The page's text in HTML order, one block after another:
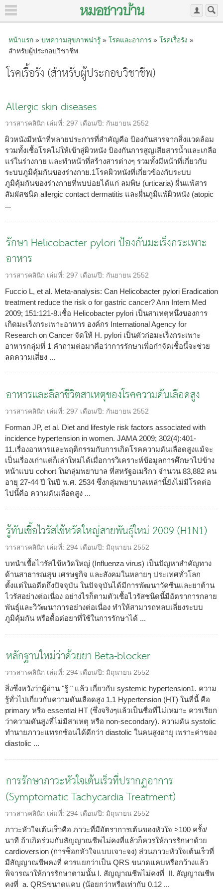
หน้าแรก» บทความสุขภาพน่ารู้» โรคและอาการ» โรคเรื้อรัง »
สำหรับผู้ประกอบวิชาชีพ
โรคเรื้อรัง (สำหรับผู้ประกอบวิชาชีพ)
Allergic skin diseases
วารสารคลินิก เล่มที่: 297 เดือน/ปี: กันยายน 2552
ผิวหนังมีหน้าที่หลายประการที่สำคัญคือ ป้องกันสารจากสิ่งแวดล้อม
รวมทั้งเชื้อโรคไม่ให้เข้าสู่ผิวหนัง ป้องกันการสูญเสียสารน้ำและเกลือ
แร่ในร่างกาย และทำหน้าที่สร้างสารต่างๆ รวมทั้งมีหน้าที่เกี่ยวกับ
ระบบภูมิคุ้มกันของร่างกาย.1โรคผิวหนังที่เกี่ยวข้องกับระบบ
ภูมิคุ้มกันของร่างกายที่พบบ่อยได้แก่ ลมพิษ (urticaria) ผื่นแพ้สาร
สัมผัสชนิด allergic contact dermatitis และผื่นภูมิแพ้ผิวหนัง (atopic
...
รักษา Helicobacter pylori ป้องกันมะเร็งกระเพาะ
อาหาร
วารสารคลินิก เล่มที่: 297 เดือน/ปี: กันยายน 2552
Fuccio L, et al. Meta-analysis: Can Helicobacter pylori Eradication
treatment reduce the risk o for gastric cancer? Ann Intern Med
2009; 151:121-8.เชื้อ Helicobacter pylori เป็นสาเหตุหนึ่งของการ
เกิดมะเร็งกระเพาะอาหาร องค์กร International Agency for
Research on Cancer จัดให้ H. pylori เป็นตัวก่อมะเร็งกระเพาะ
อาหารกลุ่มที่ 1 คำถามต่อมาคือว่าการรักษาเพื่อกำจัดเชื้อนี้จะช่วย
ลดความเสี่ยง ...
อาหารและลีลาชีวิตสาเหตุของโรคความดันเลือดสูง
วารสารคลินิก เล่มที่: 297 เดือน/ปี: กันยายน 2552
Forman JP, et al. Diet and lifestyle risk factors associated with
incidence hypertension in women. JAMA 2009; 302(4):401-
11.เรื่องอาหารและพฤติกรรมกับการเกิดโรคความดันเลือดสูงแม้จะ
เป็นเรื่องเก่าแต่ก็เล่าใหม่ได้เมื่อการวิเคราะห์ข้อมูลการศึกษาไปข้าง
หน้าแบบ cohort ในกลุ่มพยาบาล ที่สหรัฐอเมริกา จำนวน 83,882 คน
อายุ 27-44 ปี ในปี พ.ศ. 2534 ซึ่งกลุ่มพยาบาลเหล่านี้ยังไม่มีโรคต่อ
ไปนี้คือ ความดันเลือดสูง ...
รู้ทันเชื้อไวรัสไข้หวัดใหญ่สายพันธุ์ใหม่ 2009 (H1N1)
วารสารคลินิก เล่มที่: 294 เดือน/ปี: มิถุนายน 2552
บทนำเชื้อไวรัสไข้หวัดใหญ่ (Influenza virus) เป็นปัญหาสำคัญทาง
ด้านสาธารณสุข เศรษฐกิจ และสังคมในหลายๆ ประเทศทั่วโลก
ตั้งแต่ในอดีตถึงปัจจุบัน ในปัจจุบันได้มีการพัฒนาวัคซีนและยาต้าน
ไวรัสอย่างต่อเนื่อง อย่างไรก็ตามตัวเชื้อไวรัสชนิดนี้มีอัตราการกลาย
พันธุ์และวิวัฒนาการอย่างต่อเนื่อง ทำให้สามารถหลบเลี่ยงระบบ
ภูมิคุ้มกัน หรือดื้อต่อยาที่ใช้ในการรักษาได้ ...
หลักฐานใหม่ว่าด้วยยา Beta-blocker
วารสารคลินิก เล่มที่: 294 เดือน/ปี: มิถุนายน 2552
สิ่งซึ่งหวังว่าผู้อ่าน "รู้ " แล้ว เกี่ยวกับ systemic hypertension1. ความ
รู้ทั่วไปเกี่ยวกับความดันเลือดสูง 1.1 Hypertension (HT) ในที่นี้ คือ
primary หรือ essential HT (ซึ่งจริงๆแล้วเป็นชื่อที่ไม่เหมาะ ควรเรียก
ว่าความดันสูงที่ไม่มีสาเหตุ หรือ non-secondary). ความดัน systolic
ทำนายภาวะแทรกซ้อนได้ดีกว่า diastolic ในคนสูงอายุ เพราะค่าของ
diastolic ...
การรักษาภาวะหัวใจเต้นเร็วที่ปรากฏอาการ
(Symptomatic Tachycardia Treatment)
วารสารคลินิก เล่มที่: 294 เดือน/ปี: มิถุนายน 2552
ภาวะหัวใจเต้นเร็วคือ ภาวะที่มีอัตราการเต้นของหัวใจ >100 ครั้ง/
นาที ถ้าเกิดร่วมกับสัญญาณชีพไม่คงที่แล้วก็ควรให้การรักษาด้วย
cardioversion (การช็อกหัวใจแบบเจาะจง) ส่วนภาวะหัวใจเต้นเร็วที่
มีสัญญาณชีพคงที่ ควรแยกว่าเป็น QRS ขนาดแคบหรือกว้างแล้ว
พิจารณาให้การรักษาตามนั้น I. สัญญาณชีพไม่คงที่ II. สัญญาณชีพ
คงที่ a. QRSขนาดแคบ (น้อยกว่าหรือเท่ากับ 0.12 ...